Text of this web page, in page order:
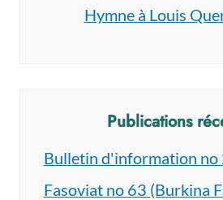
Hymne à Louis
Publications
Bulletin d'information no
Fasoviat no 63 (Burkina